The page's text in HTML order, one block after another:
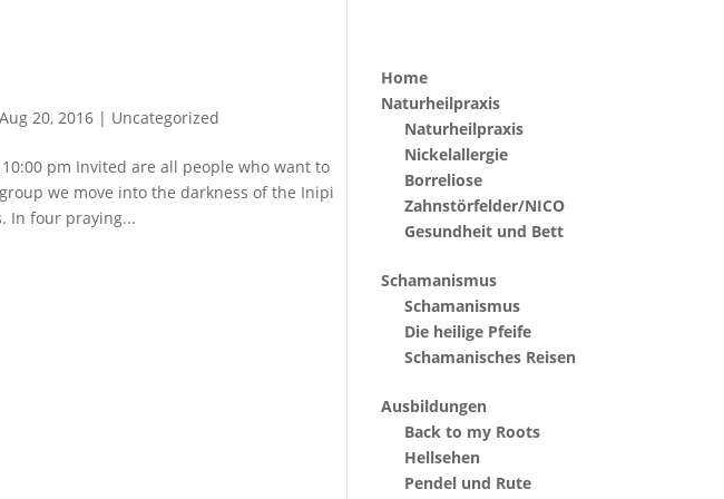
Aug 20, 2016 | Uncategorized
pm Invited are all people who want to
we move into the darkness of the Inipi
In four praying...
Home
Naturheilpraxis
Naturheilpraxis
Nickelallergie
Borreliose
Zahnstörfelder/NICO
Gesundheit und Bett
Schamanismus
Schamanismus
Die heilige Pfeife
Schamanisches Reisen
Ausbildungen
Back to my Roots
Hellsehen
Pendel und Rute